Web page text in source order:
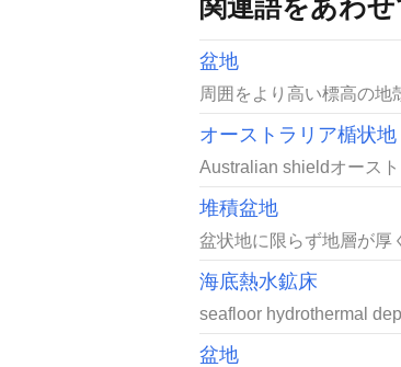
関連語をあわ
盆地
周囲をより高い標高の
オーストラリア楯状地
Australian shieldオース
堆積盆地
盆状地に限らず地層が厚
海底熱水鉱床
seafloor hydrothermal
盆地